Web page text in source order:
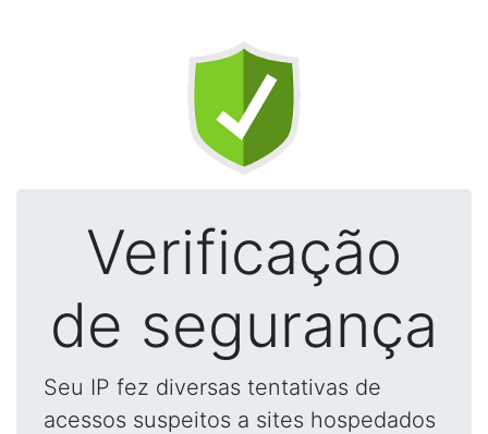
Verificação
de segurança
Seu IP fez diversas tentativas de
acessos suspeitos a sites hospedados